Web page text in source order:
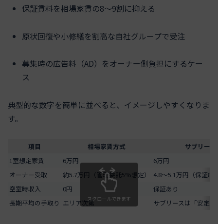
保証賃料を相場家賃の8〜9割に抑える
原状回復や小修繕を割高な自社グループで受注
募集時の広告料（AD）をオーナー側負担にするケー
ス
典型的な数字を簡単に並べると、イメージしやすくなりま
す。
項目 相場家賃方式
サブリー
1室想定家賃
6万円
6万円
オーナー受取
約5.7万円（管理委託5%想定）
4.8〜5.1万円（保証8
空室時収入
0円
保証あり
長期平均の手取り エリア次第 サブリースは「安定
スクロールできます